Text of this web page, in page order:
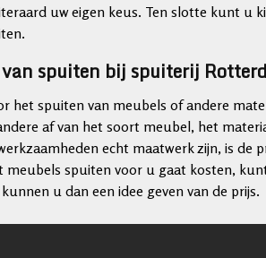
uw eigen keus. Ten slotte kunt u
van spuiten bij spuiterij
het spuiten van meubels of andere
af van het soort meubel, het
echt maatwerk zijn, is de
meubels spuiten voor u gaat kosten,
u dan een idee geven van de prijs.